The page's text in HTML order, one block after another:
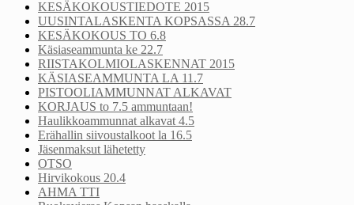
KESÄKOKOUSTIEDOTE 2015
UUSINTALASKENTA KOPSASSA 28.7
KESÄKOKOUS TO 6.8
Käsiaseammunta ke 22.7
RIISTAKOLMIOLASKENNAT 2015
KÄSIASEAMMUNTA LA 11.7
PISTOOLIAMMUNNAT ALKAVAT
KORJAUS to 7.5 ammuntaan!
Haulikkoammunnat alkavat 4.5
Erähallin siivoustalkoot la 16.5
Jäsenmaksut lähetetty
OTSO
Hirvikokous 20.4
AHMA TTI